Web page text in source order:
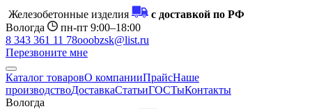
Железобетонные изделия
с доставкой по РФ
Вологда
пн-пт 9:00–18:00
8 343 361 11 78ooobzsk@list.ru
Перезвоните мне
Каталог товаровО компанииПрайсНаше
производствоДоставкаСтатьиГОСТыКонтакты
Вологда